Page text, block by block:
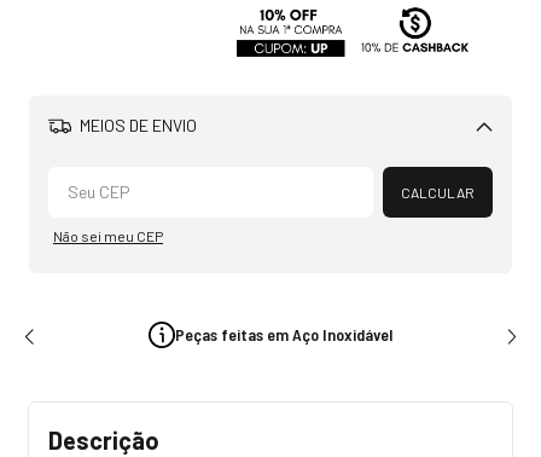
MEIOS DE ENVIO
Alterar CEP
CALCULAR
Não sei meu CEP
Peças feitas em Aço Inoxidável
Descrição